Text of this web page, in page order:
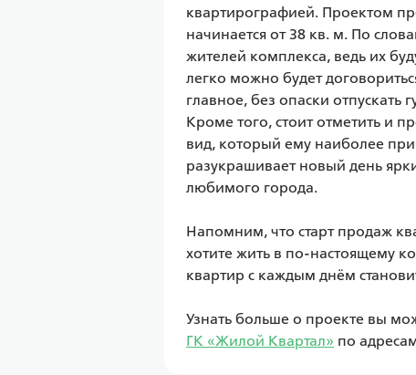
квартирографией. Проектом
начинается от 38 кв. м. По
жителей комплекса, ведь их
легко можно будет
главное, без опаски отпускать
Кроме того, стоит отметить и
вид, который ему наиболее
разукрашивает новый день
любимого города.
Напомним, что старт продаж
хотите жить в по-настоящему
квартир с каждым днём
ГК «Жилой Квартал» по